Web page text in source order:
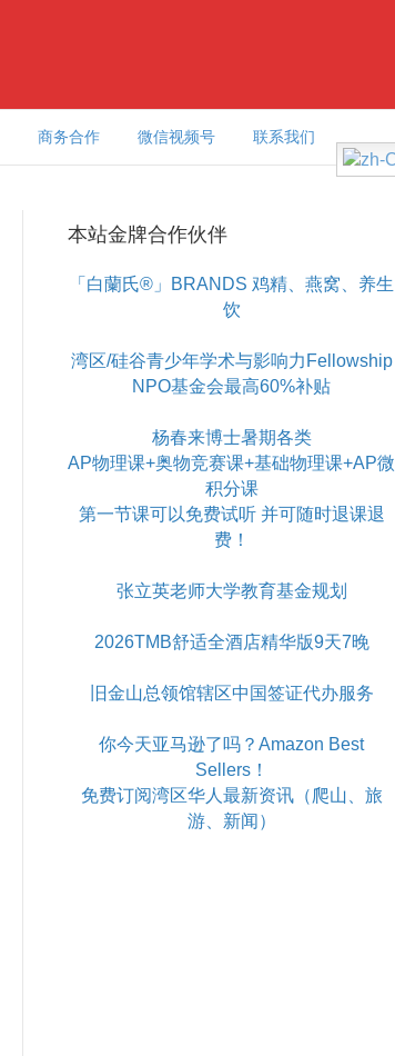
商务合作 微信视频号 联系我们
本站金牌合作伙伴
「白蘭氏®」BRANDS 鸡精、燕窝、养生
饮
湾区/硅谷青少年学术与影响力Fellowship
NPO基金会最高60%补贴
杨春来博士暑期各类
AP物理课+奥物竞赛课+基础物理课+AP微
积分课
第一节课可以免费试听 并可随时退课退
费！
张立英老师大学教育基金规划
2026TMB舒适全酒店精华版9天7晚
旧金山总领馆辖区中国签证代办服务
你今天亚马逊了吗？Amazon Best
Sellers！
免费订阅湾区华人最新资讯（爬山、旅
游、新闻）